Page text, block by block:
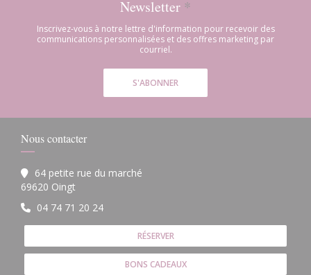
Newsletter *
Inscrivez-vous à notre lettre d'information pour recevoir des
communications personnalisées et des offres marketing par
courriel.
S'ABONNER
Nous contacter
64 petite rue du marché
69620 Oingt
04 74 71 20 24
RÉSERVER
BONS CADEAUX